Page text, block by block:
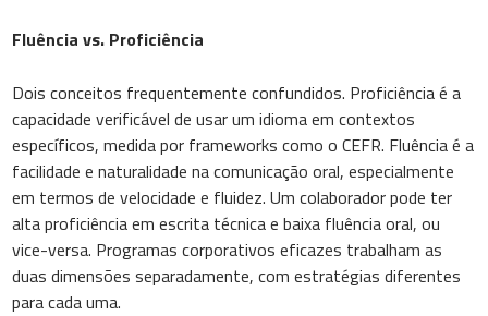
Fluência vs. Proficiência
Dois conceitos frequentemente confundidos. Proficiência é a
capacidade verificável de usar um idioma em contextos
específicos, medida por frameworks como o CEFR. Fluência é a
facilidade e naturalidade na comunicação oral, especialmente
em termos de velocidade e fluidez. Um colaborador pode ter
alta proficiência em escrita técnica e baixa fluência oral, ou
vice-versa. Programas corporativos eficazes trabalham as
duas dimensões separadamente, com estratégias diferentes
para cada uma.